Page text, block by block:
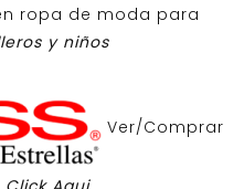
ropa de moda para
y niños
Ver/Comprar